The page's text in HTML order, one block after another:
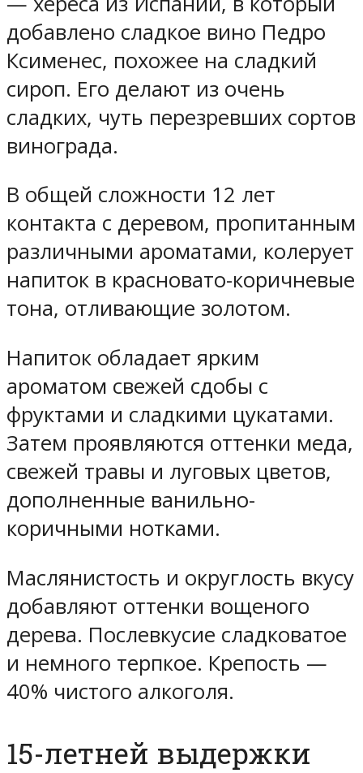
добавлено сладкое вино Педро
Ксименес, похожее на сладкий
сироп. Его делают из очень
сладких, чуть перезревших сортов
винограда.
В общей сложности 12 лет
контакта с деревом, пропитанным
различными ароматами, колерует
напиток в красновато-коричневые
тона, отливающие золотом.
Напиток обладает ярким
ароматом свежей сдобы с
фруктами и сладкими цукатами.
Затем проявляются оттенки меда,
свежей травы и луговых цветов,
дополненные ванильно-
коричными нотками.
Маслянистость и округлость вкусу
добавляют оттенки вощеного
дерева. Послевкусие сладковатое
и немного терпкое. Крепость —
40% чистого алкоголя.
15-летней выдержки